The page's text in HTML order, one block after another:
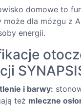
domowe to
może dla mózgu z
energii.
i barwy:
też mleczne